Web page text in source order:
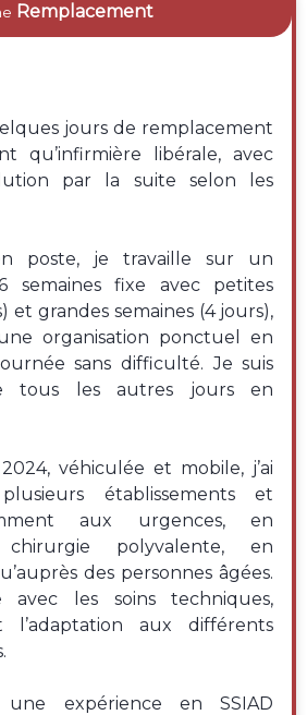
Remplacement
jours de remplacement
qu’infirmière libérale, avec
par la suite selon les
poste, je travaille sur un
semaines fixe avec petites
et grandes semaines (4 jours),
organisation ponctuel en
sans difficulté. Je suis
tous les autres jours en
véhiculée et mobile, j’ai
établissements et
aux urgences, en
polyvalente, en
des personnes âgées.
avec les soins techniques,
l’adaptation aux différents
une expérience en SSIAD